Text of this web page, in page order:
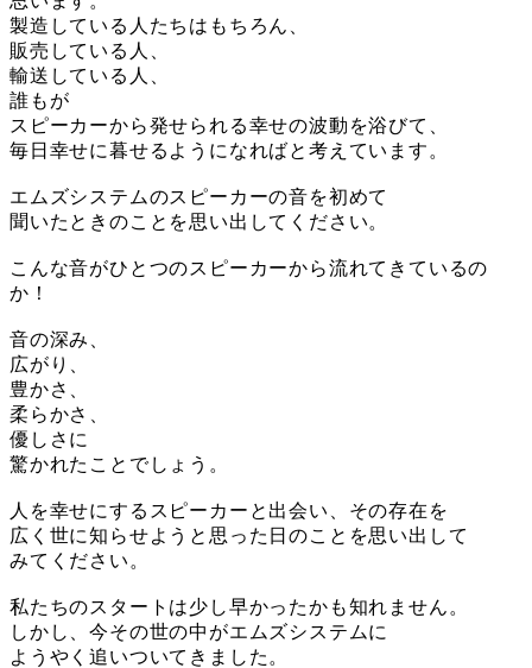
製造している人たちはもちろん、
販売している人、
輸送している人、
誰もが
スピーカーから発せられる幸せの波動を浴びて、
毎日幸せに暮せるようになればと考えています。
エムズシステムのスピーカーの音を初めて
聞いたときのことを思い出してください。
こんな音がひとつのスピーカーから流れてきているの
か！
音の深み、
広がり、
豊かさ、
柔らかさ、
優しさに
驚かれたことでしょう。
人を幸せにするスピーカーと出会い、その存在を
広く世に知らせようと思った日のことを思い出して
みてください。
私たちのスタートは少し早かったかも知れません。
しかし、今その世の中がエムズシステムに
ようやく追いついてきました。